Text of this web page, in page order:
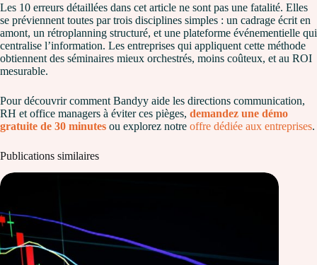
Les 10 erreurs détaillées dans cet article ne sont pas une fatalité. Elles
se préviennent toutes par trois disciplines simples : un cadrage écrit en
amont, un rétroplanning structuré, et une plateforme événementielle qui
centralise l’information. Les entreprises qui appliquent cette méthode
obtiennent des séminaires mieux orchestrés, moins coûteux, et au ROI
mesurable.
Pour découvrir comment Bandyy aide les directions communication,
RH et office managers à éviter ces pièges, demandez une démo
gratuite de 30 minutes ou explorez notre offre dédiée aux entreprises.
Publications similaires